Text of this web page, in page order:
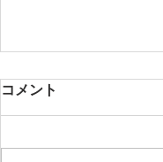
コメント